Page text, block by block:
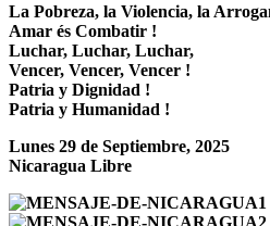
La Pobreza, la Violencia, la
Amar és Combatir !
Luchar, Luchar, Luchar,
Vencer, Vencer, Vencer !
Patria y Dignidad !
Patria y Humanidad !
Lunes 29 de Septiembre, 2025
Nicaragua Libre